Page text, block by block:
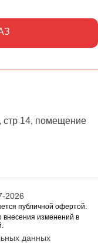
стр 14, помещение
2026
публичной офертой.
внесения изменений в
данных